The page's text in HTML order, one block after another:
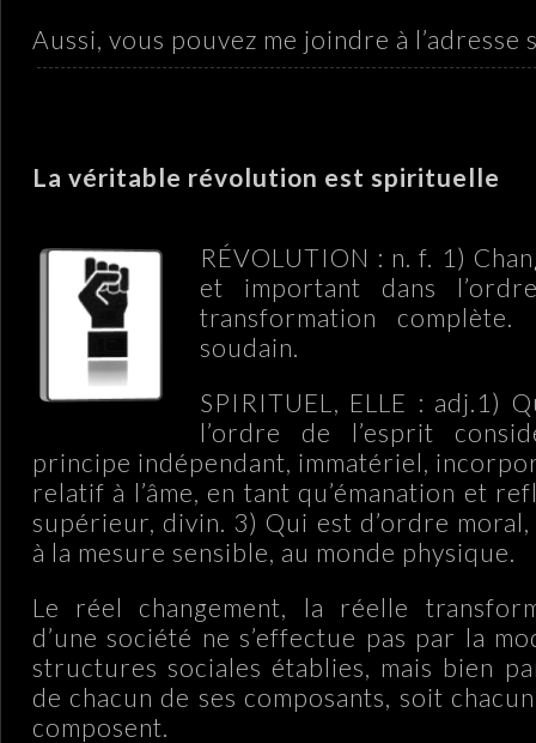
Aussi, vous pouvez me joindre à l’adresse
La véritable révolution est spirituelle
RÉVOLUTION : n. f. 1)
et important dans
transformation complète.
soudain.
SPIRITUEL, ELLE : adj.1)
l’ordre de l’esprit
principe indépendant, immatériel,
relatif à l’âme, en tant qu’émanation et
supérieur, divin. 3) Qui est d’ordre moral,
à la mesure sensible, au monde physique.
Le réel changement, la réelle
d’une société ne s’effectue pas par la
structures sociales établies, mais bien
de chacun de ses composants, soit
composent.